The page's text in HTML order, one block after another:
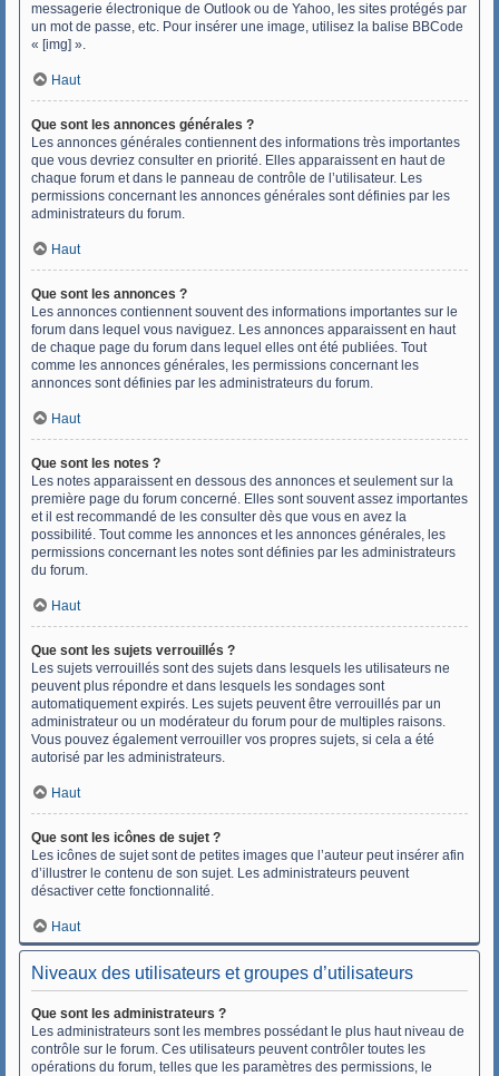
messagerie électronique de Outlook ou de Yahoo, les sites protégés par
un mot de passe, etc. Pour insérer une image, utilisez la balise BBCode
« [img] ».
Haut
Que sont les annonces générales ?
Les annonces générales contiennent des informations très importantes
que vous devriez consulter en priorité. Elles apparaissent en haut de
chaque forum et dans le panneau de contrôle de l’utilisateur. Les
permissions concernant les annonces générales sont définies par les
administrateurs du forum.
Haut
Que sont les annonces ?
Les annonces contiennent souvent des informations importantes sur le
forum dans lequel vous naviguez. Les annonces apparaissent en haut
de chaque page du forum dans lequel elles ont été publiées. Tout
comme les annonces générales, les permissions concernant les
annonces sont définies par les administrateurs du forum.
Haut
Que sont les notes ?
Les notes apparaissent en dessous des annonces et seulement sur la
première page du forum concerné. Elles sont souvent assez importantes
et il est recommandé de les consulter dès que vous en avez la
possibilité. Tout comme les annonces et les annonces générales, les
permissions concernant les notes sont définies par les administrateurs
du forum.
Haut
Que sont les sujets verrouillés ?
Les sujets verrouillés sont des sujets dans lesquels les utilisateurs ne
peuvent plus répondre et dans lesquels les sondages sont
automatiquement expirés. Les sujets peuvent être verrouillés par un
administrateur ou un modérateur du forum pour de multiples raisons.
Vous pouvez également verrouiller vos propres sujets, si cela a été
autorisé par les administrateurs.
Haut
Que sont les icônes de sujet ?
Les icônes de sujet sont de petites images que l’auteur peut insérer afin
d’illustrer le contenu de son sujet. Les administrateurs peuvent
désactiver cette fonctionnalité.
Haut
Niveaux des utilisateurs et groupes d’utilisateurs
Que sont les administrateurs ?
Les administrateurs sont les membres possédant le plus haut niveau de
contrôle sur le forum. Ces utilisateurs peuvent contrôler toutes les
opérations du forum, telles que les paramètres des permissions, le